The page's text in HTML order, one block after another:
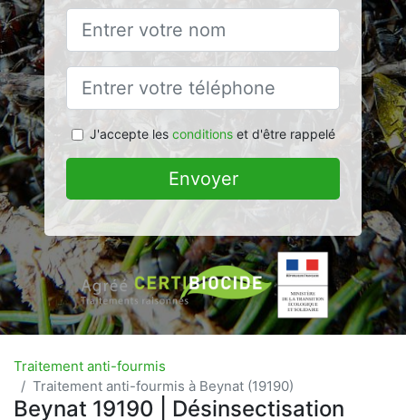
J'accepte les conditionset d'être rappelé
Envoyer
Traitement anti-fourmis
Traitement anti-fourmis à Beynat (19190)
Beynat 19190 | Désinsectisation